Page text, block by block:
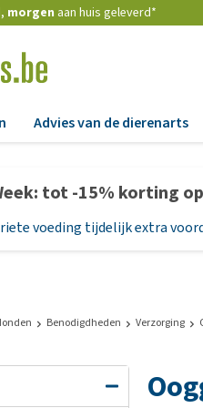
morgen aan huis geleverd*
Hondenbrokken
Natvoer
Graanvrij
Glutenvrij
Advies van de dierenarts
tot -15% korting
voeding tijdelijk extra
Benodigdheden Verzorging